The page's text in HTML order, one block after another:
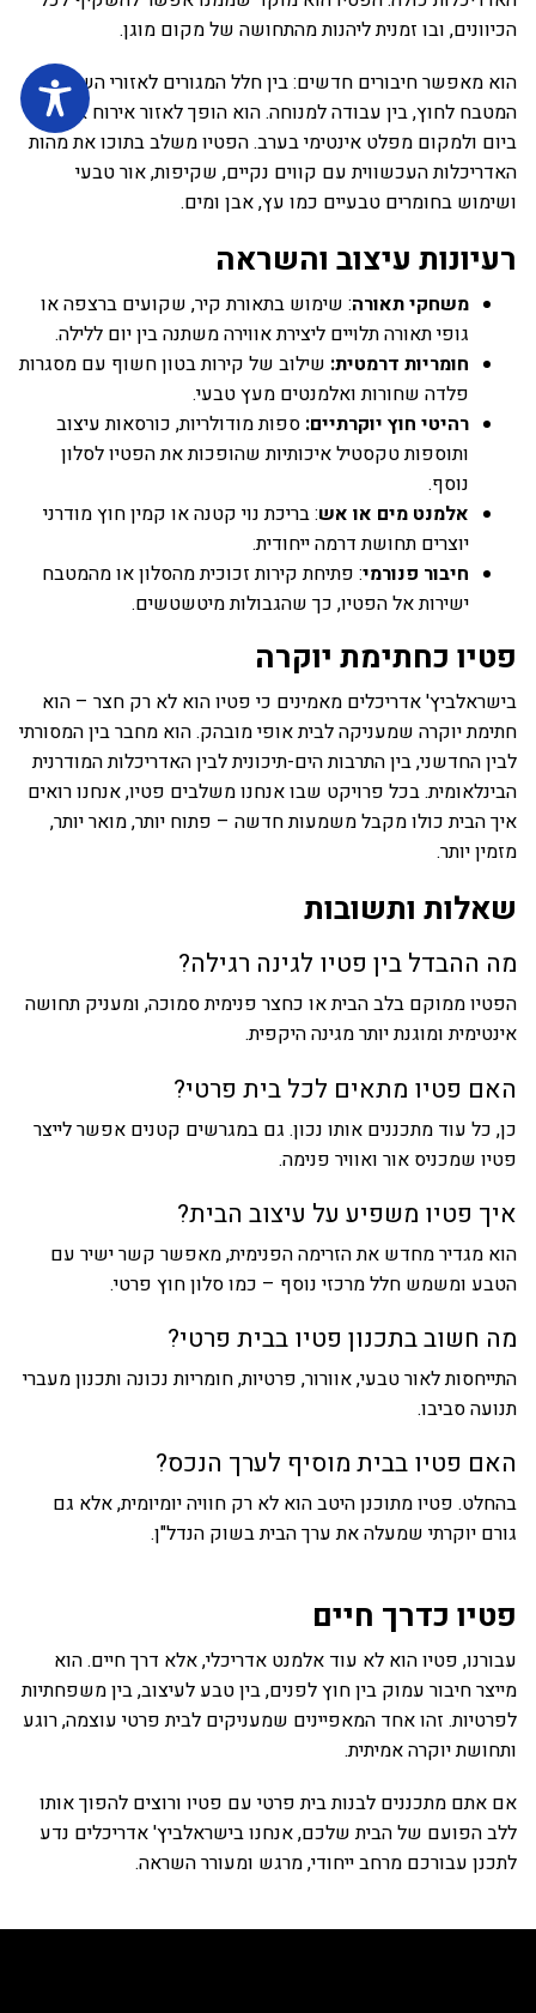
הכיוונים, ובו זמנית ליהנות מהתחושה של מקום מוגן.
הוא מאפשר חיבורים חדשים: בין חלל המגורים לאזורי השינה, בין
המטבח לחוץ, בין עבודה למנוחה. הוא הופך לאזור אירוח אלגנטי
ביום ולמקום מפלט אינטימי בערב. הפטיו משלב בתוכו את מהות
האדריכלות העכשווית עם קווים נקיים, שקיפות, אור טבעי
ושימוש בחומרים טבעיים כמו עץ, אבן ומים.
רעיונות עיצוב והשראה
משחקי תאורה: שימוש בתאורת קיר, שקועים ברצפה או
גופי תאורה תלויים ליצירת אווירה משתנה בין יום ללילה.
חומריות דרמטית: שילוב של קירות בטון חשוף עם מסגרות
פלדה שחורות ואלמנטים מעץ טבעי.
רהיטי חוץ יוקרתיים: ספות מודולריות, כורסאות עיצוב
ותוספות טקסטיל איכותיות שהופכות את הפטיו לסלון
נוסף.
אלמנט מים או אש: בריכת נוי קטנה או קמין חוץ מודרני
יוצרים תחושת דרמה ייחודית.
חיבור פנורמי: פתיחת קירות זכוכית מהסלון או מהמטבח
ישירות אל הפטיו, כך שהגבולות מיטשטשים.
פטיו כחתימת יוקרה
בישראלביץ' אדריכלים מאמינים כי פטיו הוא לא רק חצר – הוא
חתימת יוקרה שמעניקה לבית אופי מובהק. הוא מחבר בין המסורתי
לבין החדשני, בין התרבות הים-תיכונית לבין האדריכלות המודרנית
הבינלאומית. בכל פרויקט שבו אנחנו משלבים פטיו, אנחנו רואים
איך הבית כולו מקבל משמעות חדשה – פתוח יותר, מואר יותר,
מזמין יותר.
שאלות ותשובות
מה ההבדל בין פטיו לגינה רגילה?
הפטיו ממוקם בלב הבית או כחצר פנימית סמוכה, ומעניק תחושה
אינטימית ומוגנת יותר מגינה היקפית.
האם פטיו מתאים לכל בית פרטי?
כן, כל עוד מתכננים אותו נכון. גם במגרשים קטנים אפשר לייצר
פטיו שמכניס אור ואוויר פנימה.
איך פטיו משפיע על עיצוב הבית?
הוא מגדיר מחדש את הזרימה הפנימית, מאפשר קשר ישיר עם
הטבע ומשמש חלל מרכזי נוסף – כמו סלון חוץ פרטי.
מה חשוב בתכנון פטיו בבית פרטי?
התייחסות לאור טבעי, אוורור, פרטיות, חומריות נכונה ותכנון מעברי
תנועה סביבו.
האם פטיו בבית מוסיף לערך הנכס?
בהחלט. פטיו מתוכנן היטב הוא לא רק חוויה יומיומית, אלא גם
גורם יוקרתי שמעלה את ערך הבית בשוק הנדל"ן.
פטיו כדרך חיים
עבורנו, פטיו הוא לא עוד אלמנט אדריכלי, אלא דרך חיים. הוא
מייצר חיבור עמוק בין חוץ לפנים, בין טבע לעיצוב, בין משפחתיות
לפרטיות. זהו אחד המאפיינים שמעניקים לבית פרטי עוצמה, רוגע
ותחושת יוקרה אמיתית.
אם אתם מתכננים לבנות בית פרטי עם פטיו ורוצים להפוך אותו
ללב הפועם של הבית שלכם, אנחנו בישראלביץ' אדריכלים נדע
לתכנן עבורכם מרחב ייחודי, מרגש ומעורר השראה.